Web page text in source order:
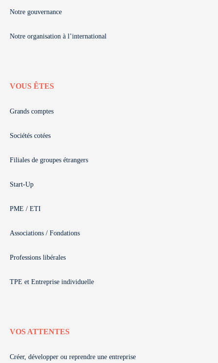
Notre gouvernance
Notre organisation à l’international
VOUS ÊTES
Grands comptes
Sociétés cotées
Filiales de groupes étrangers
Start-Up
PME / ETI
Associations / Fondations
Professions libérales
TPE et Entreprise individuelle
VOS ATTENTES
Créer, développer ou reprendre une entreprise